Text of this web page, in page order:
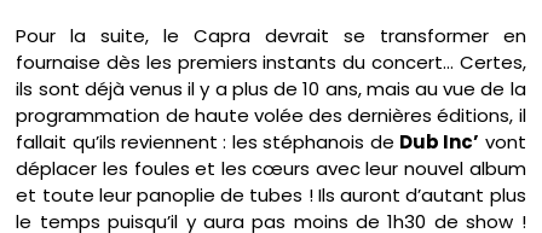
Pour la suite, le Capra devrait se transformer en
fournaise dès les premiers instants du concert… Certes,
ils sont déjà venus il y a plus de 10 ans, mais au vue de la
programmation de haute volée des dernières éditions, il
fallait qu’ils reviennent : les stéphanois de Dub Inc’ vont
déplacer les foules et les cœurs avec leur nouvel album
et toute leur panoplie de tubes ! Ils auront d’autant plus
le temps puisqu’il y aura pas moins de 1h30 de show !